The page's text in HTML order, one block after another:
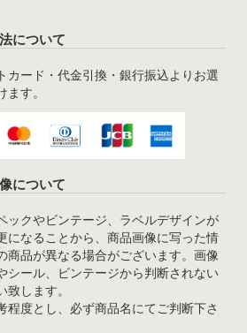
について
カード・代金引換・銀行振込よりお選
ます。
について
ックやビンテージ、ラベルデザインが
になることから、商品画像に写った情
商品が異なる場合がございます。画像
シール、ビンテージから判断されない
致します。
程度とし、必ず商品名にてご判断下さ